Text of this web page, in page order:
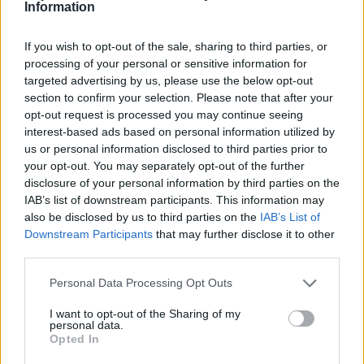
Information
If you wish to opt-out of the sale, sharing to third parties, or
processing of your personal or sensitive information for
targeted advertising by us, please use the below opt-out
section to confirm your selection. Please note that after your
opt-out request is processed you may continue seeing
interest-based ads based on personal information utilized by
us or personal information disclosed to third parties prior to
your opt-out. You may separately opt-out of the further
disclosure of your personal information by third parties on the
IAB’s list of downstream participants. This information may
also be disclosed by us to third parties on the IAB’s List of
Downstream Participants that may further disclose it to other
Personal Data Processing Opt Outs
I want to opt-out of the Sharing of my
personal data.
Opted In
•
¿Qué es la desobediencia civil?
Derecho de rebelión. Iniciativa para generar una
desobediencia civil masiva
Desobediencia económica para la autogestión
Manifiesto
ACCIONES INDIVIDUALES DE DESOBEDIENCIA
11
• La insumisión fiscal como estrategia de rebeldía
• Guía práctica de insumisión al IRPF
• Cómo hacer declaración del impuesto sobre la renta
personas físicas con
insumisión fiscal
• Auditar la deuda pública, una deuda para defender el
pago de una deuda odiosa
• Mecanismos de insumisión al IVA
• Insumisión fiscal total para hacerte insolvente
• De la insumisión fiscal a la autogestión fiscal
manual-de-desobediencia-econoÌmica_.pdf (PDF, 960
KB)
Descargar
Comparte el documento